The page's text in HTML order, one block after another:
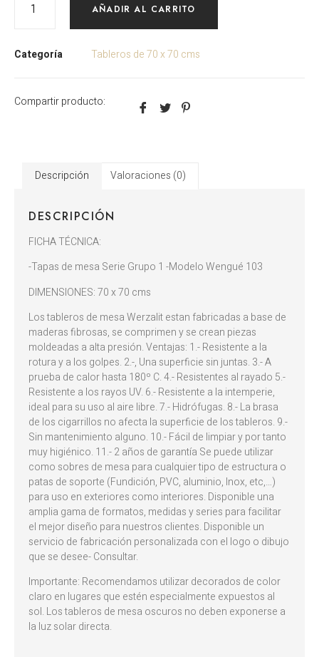
AÑADIR AL CARRITO
Categoría Tableros de 70 x 70 cms
Compartir producto:
Descripción Valoraciones (0)
DESCRIPCIÓN
FICHA TÉCNICA:
-Tapas de mesa Serie Grupo 1 -Modelo Wengué 103
DIMENSIONES: 70 x 70 cms
Los tableros de mesa Werzalit estan fabricadas a base de
maderas fibrosas, se comprimen y se crean piezas
moldeadas a alta presión. Ventajas: 1.- Resistente a la
rotura y a los golpes. 2.-, Una superficie sin juntas. 3.- A
prueba de calor hasta 180º C. 4.- Resistentes al rayado 5.-
Resistente a los rayos UV. 6.- Resistente a la intemperie,
ideal para su uso al aire libre. 7.- Hidrófugas. 8.- La brasa
de los cigarrillos no afecta la superficie de los tableros. 9.-
Sin mantenimiento alguno. 10.- Fácil de limpiar y por tanto
muy higiénico. 11.- 2 años de garantía Se puede utilizar
como sobres de mesa para cualquier tipo de estructura o
patas de soporte (Fundición, PVC, aluminio, Inox, etc,…)
para uso en exteriores como interiores. Disponible una
amplia gama de formatos, medidas y series para facilitar
el mejor diseño para nuestros clientes. Disponible un
servicio de fabricación personalizada con el logo o dibujo
que se desee- Consultar.
Importante: Recomendamos utilizar decorados de color
claro en lugares que estén especialmente expuestos al
sol. Los tableros de mesa oscuros no deben exponerse a
la luz solar directa.